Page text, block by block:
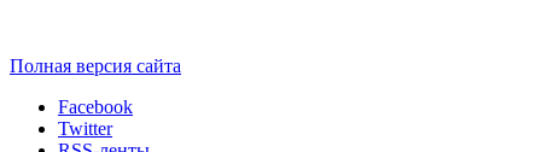
Полная версия сайта
Facebook
Twitter